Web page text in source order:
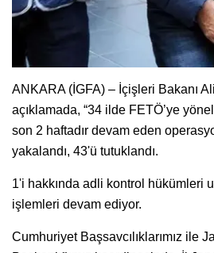
ANKARA (İGFA) – İçişleri Bakanı
açıklamada, “34 ilde FETÖ’ye
son 2 haftadır devam eden
yakalandı, 43'ü tutuklandı.
1'i hakkında adli kontrol hükümleri
işlemleri devam ediyor.
Cumhuriyet Başsavcılıklarımız ile